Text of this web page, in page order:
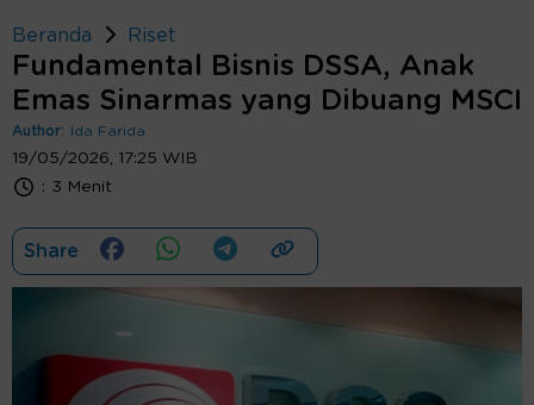
Beranda Riset
Fundamental Bisnis DSSA, Anak
Emas Sinarmas yang Dibuang MSCI
Author: Ida Farida
19/05/2026, 17:25 WIB
: 3 Menit
Share